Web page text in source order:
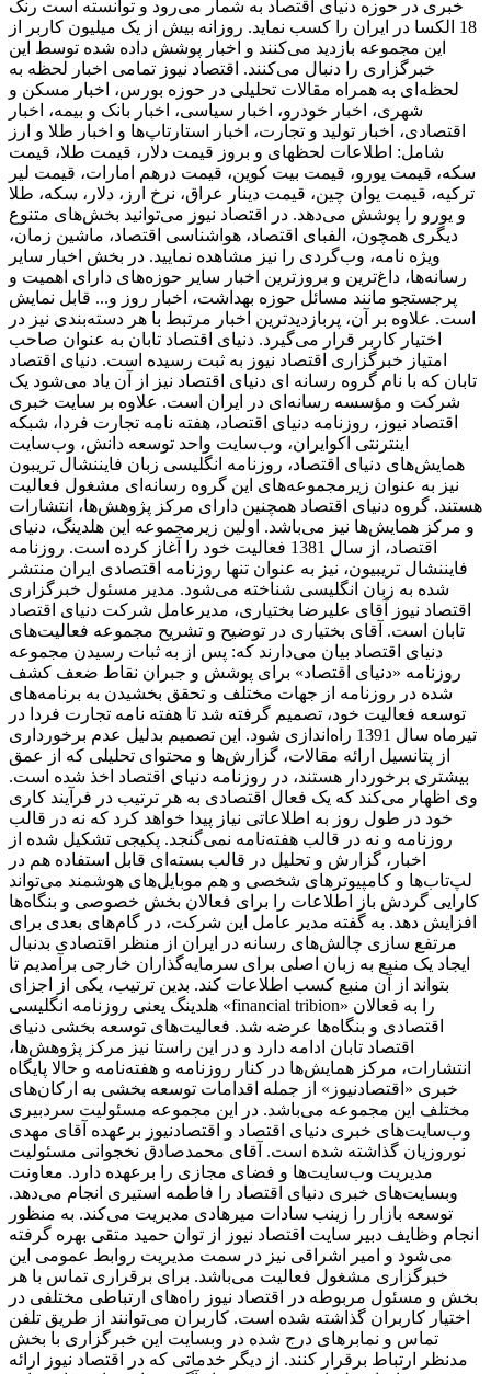
خبری در حوزه دنیای اقتصاد به شمار می‌رود و توانسته است رنک
18 الکسا در ایران را کسب نماید. روزانه بیش از یک میلیون کاربر از
این مجموعه بازدید می‌کنند و اخبار پوشش داده شده توسط این
خبرگزاری را دنبال می‌کنند. اقتصاد نیوز تمامی اخبار لحظه به
لحظه‌ای به همراه مقالات تحلیلی در حوزه بورس، اخبار مسکن و
شهری، اخبار خودرو، اخبار سیاسی، اخبار بانک و بیمه، اخبار
اقتصادی، اخبار تولید و تجارت، اخبار استارتاپ‌ها و اخبار طلا و ارز
شامل: اطلاعات لحظهای و بروز قیمت دلار، قیمت طلا، قیمت
سکه، قیمت یورو، قیمت بیت کوین، قیمت درهم امارات، قیمت لیر
ترکیه، قیمت یوان چین، قیمت دینار عراق، نرخ ارز، دلار، سکه، طلا
و یورو را پوشش می‌دهد. در اقتصاد نیوز می‌توانید بخش‌های متنوع
دیگری همچون، الفبای اقتصاد، هواشناسی اقتصاد، ماشین زمان،
ویژه نامه، وب‌گردی را نیز مشاهده نمایید. در بخش اخبار سایر
رسانه‌ها، داغ‌ترین و بروزترین اخبار سایر حوزه‌های دارای اهمیت و
پرجستجو مانند مسائل حوزه بهداشت، اخبار روز و... قابل نمایش
است. علاوه بر آن، پربازدیدترین اخبار مرتبط با هر دسته‌بندی نیز در
اختیار کاربر قرار می‌گیرد. دنیای اقتصاد تابان به عنوان صاحب
امتیاز خبرگزاری اقتصاد نیوز به ثبت رسیده است. دنیای اقتصاد
تابان که با نام گروه رسانه ای دنیای اقتصاد نیز از آن یاد می‌شود یک
شرکت و مؤسسه رسانه‌ای در ایران است. علاوه بر سایت خبری
اقتصاد نیوز، روزنامه دنیای اقتصاد، هفته ‌نامه تجارت فردا، شبکه
اینترنتی اکوایران، وب‌سایت واحد توسعه دانش، وب‌سایت
همایش‌های دنیای اقتصاد، روزنامه انگلیسی ‌زبان فایننشال تریبون
نیز به عنوان زیرمجموعه‌های این گروه رسانه‌ای مشغول فعالیت
هستند. گروه دنیای اقتصاد همچنین دارای مرکز پژوهش‌ها، انتشارات
و مرکز همایش‌ها نیز می‌باشد. اولین زیرمجموعه این هلدینگ، دنیای
اقتصاد، از سال 1381 فعالیت خود را آغاز کرده است. روزنامه
فایننشال تریبیون، نیز به عنوان تنها روزنامه اقتصادی ایران منتشر
شده به زبان انگلیسی شناخته می‌شود. مدیر مسئول خبرگزاری
اقتصاد نیوز آقای علیرضا بختیاری، مدیرعامل شرکت دنیای اقتصاد
تابان است. آقای بختیاری در توضیح و تشریح مجموعه فعالیت‌های
دنیای اقتصاد بیان می‌دارند که: پس از به ثبات رسیدن مجموعه
روزنامه «دنیای اقتصاد» برای پوشش و جبران نقاط ضعف کشف
شده در روزنامه از جهات مختلف و تحقق بخشیدن به برنامه‌های
توسعه فعالیت خود، تصمیم گرفته شد تا هفته نامه تجارت فردا در
تیرماه سال 1391 راه‌اندازی شود. این تصمیم بدلیل عدم برخورداری
از پتانسیل ارائه مقالات، گزارش‌ها و محتوای تحلیلی که از عمق
بیشتری برخوردار هستند، در روزنامه دنیای اقتصاد اخذ شده است.
وی اظهار می‌کند که یک فعال اقتصادی به هر ترتیب در فرآیند کاری
خود در طول روز به اطلاعاتی نیاز پیدا خواهد کرد که نه در قالب
روزنامه و نه در قالب هفته‌نامه نمی‌گنجد. پکیجی تشکیل شده از
اخبار، گزارش و تحلیل در قالب بسته‌ای قابل استفاده هم در
لپ‌تاب‌ها و کامپیوترهای شخصی و هم موبایل‌های هوشمند می‌تواند
کارایی گردش باز اطلاعات را برای فعالان بخش خصوصی و بنگاه‌ها
افزایش دهد. به گفته مدیر عامل این شرکت، در گام‌های بعدی برای
مرتفع سازی چالش‌های رسانه در ایران از منظر اقتصادی بدنبال
ایجاد یک منبع به زبان اصلی برای سرمایه‌گذاران خارجی برآمدیم تا
بتواند از آن منبع کسب اطلاعات کند. بدین ترتیب، یکی از اجزای
هلدینگ یعنی روزنامه انگلیسی «financial tribion» را به فعالان
اقتصادی و بنگاه‌ها عرضه شد. فعالیت‌های توسعه بخشی دنیای
اقتصاد تابان ادامه دارد و در این راستا نیز مرکز پژوهش‌ها،
انتشارات، مرکز همایش‌ها در کنار روزنامه و هفته‌نامه و حالا پایگاه
خبری «اقتصادنیوز» از جمله اقدامات توسعه بخشی به ارکان‌های
مختلف این مجموعه می‌باشد. در این مجموعه مسئولیت سردبیری
وب‌سایت‌های خبری دنیای اقتصاد و اقتصادنیوز برعهده آقای مهدی
نوروزیان گذاشته شده است. آقای محمدصادق نخجوانی مسئولیت
مدیریت وب‌سایت‌ها و فضای مجازی را برعهده دارد. معاونت
وبسایت‌های خبری دنیای اقتصاد را فاطمه استیری انجام می‌دهد.
توسعه بازار را زینب سادات میرهادی مدیریت می‌کند. به منظور
انجام وظایف دبیر سایت اقتصاد نیوز از توان حمید متقی بهره گرفته
می‌شود و امیر اشراقی نیز در سمت مدیریت روابط عمومی این
خبرگزاری مشغول فعالیت می‌باشد. برای برقراری تماس با هر
بخش و مسئول مربوطه در اقتصاد نیوز راه‌های ارتباطی مختلفی در
اختیار کاربران گذاشته شده است. کاربران می‌توانند از طریق تلفن
تماس و نمابرهای درج شده در وبسایت این خبرگزاری با بخش
مدنظر ارتباط برقرار کنند. از دیگر خدماتی که در اقتصاد نیوز ارائه